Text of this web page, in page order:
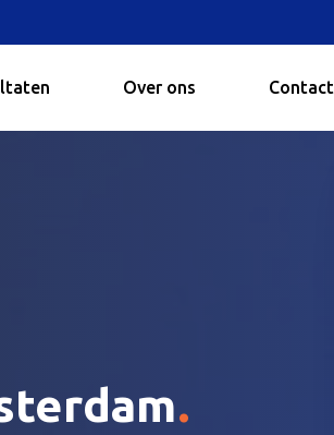
Over ons Contact
.